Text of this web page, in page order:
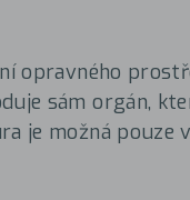
opravného
sám orgán,
je možná pouze